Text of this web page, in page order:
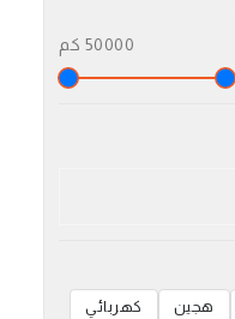
50000 كم
هجين
كهربائي